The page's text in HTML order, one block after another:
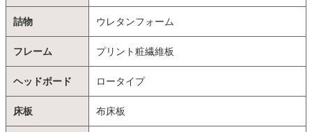
詰物 ウレタンフォーム
フレーム プリント粧繊維板
ヘッドボード ロータイプ
床板 布床板